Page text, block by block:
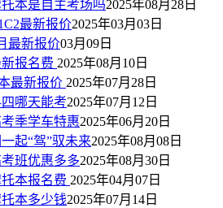
本是自主考场吗2025年08月28日
最新报价2025年03月03日
最新报价03月09日
报名费 2025年08月10日
最新报价 2025年07月28日
哪天能考2025年07月12日
季学车特惠2025年06月20日
起“驾”驭未来2025年08月08日
班优惠多多2025年08月30日
本报名费 2025年04月07日
本多少钱2025年07月14日